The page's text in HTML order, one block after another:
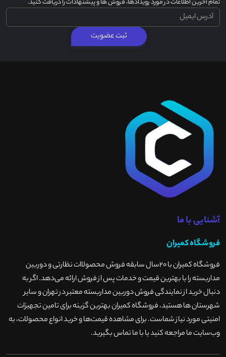
تمام آخرین اطلاعات در مورد رویدادها، فروش ها و پیشنهادات را دریافت کنید.
ثبت عضویت
آشنایی با ما
فروشگاه کمیران
فروشگاه کمیران با ۲۰سال سابقه فروش محصولاات نظارتی و دوربین
مداربسته را با بهترین قیمت و خدمات پس از فروش ارائه می‌دهد. اگر به
دنبال خرید از نمایندگی فروش دوربین مداربسته معتبر در تهران و سایر
شهرستان ها هستید، فروشگاه کمیران بهترین گزینه برای تامین تجهیزات
امنیتی مورد نیاز شماست. برای مشاهده قیمت‌ها و خرید انواع محصولات، به
وب‌سایت ما مراجعه کنید یا با ما تماس بگیرید.